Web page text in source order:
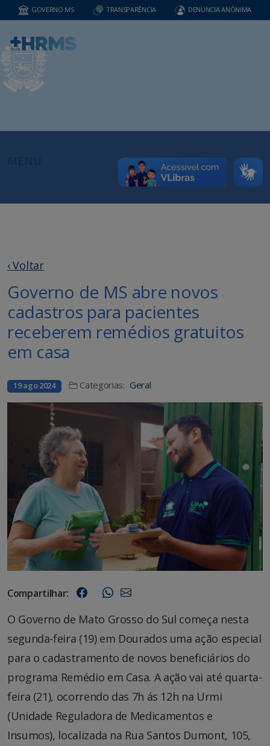
GOVERNO MS TRANSPARÊNCIA DENUNCIA ANÔNIMA
‹ Voltar
Governo de MS abre novos
cadastros para pacientes
receberem remédios gratuitos
em casa
19 ago 2024 Categorias: Geral
Compartilhar:
O Governo de Mato Grosso do Sul começa nesta
segunda-feira (19) em Dourados uma ação especial
para o cadastramento de novos beneficiários do
programa Remédio em Casa. A ação vai até quarta-
feira (21), ocorrendo das 7h ás 12h na Urmi
(Unidade Reguladora de Medicamentos e
Insumos), localizada na Rua Santos Dumont, 105,